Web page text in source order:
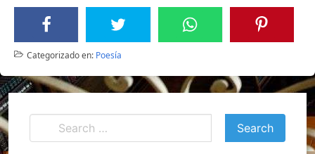
Categorizado en: Poesía